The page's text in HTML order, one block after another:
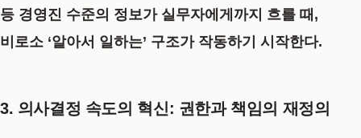
등 경영진 수준의 정보가 실무자에게까지 흐를 때,
비로소 ‘알아서 일하는’ 구조가 작동하기 시작한다.
3. 의사결정 속도의 혁신: 권한과 책임의 재정의